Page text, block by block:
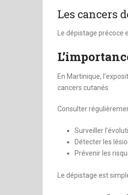
Les cancers
Le dépistage
En Martinique,
cancers cutanés.
Consulter
Surveiller
Détecter les
Prévenir les
Le dépistage est